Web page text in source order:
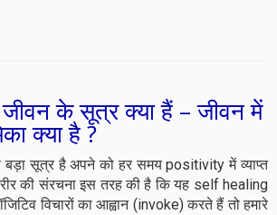
जीवन के सूत्र क्या हैं – जीवन में
क्या है ?
बड़ा सूत्र है अपने को हर समय positivity में व्याप्त
की संरचना इस तरह की है कि यह self healing
विचारों का आह्वान (invoke) करते हैं तो हमारे